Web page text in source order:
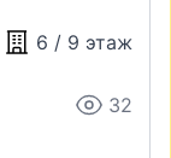
6 / 9 этаж
32